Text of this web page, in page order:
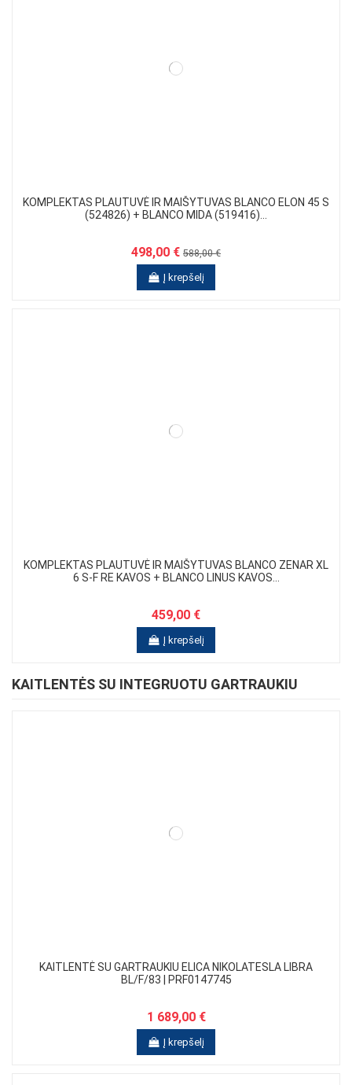
KOMPLEKTAS PLAUTUVĖ IR MAIŠYTUVAS BLANCO ELON 45 S
(524826) + BLANCO MIDA (519416)...
498,00 € 588,00 €
Į krepšelį
KOMPLEKTAS PLAUTUVĖ IR MAIŠYTUVAS BLANCO ZENAR XL
6 S-F RE KAVOS + BLANCO LINUS KAVOS...
459,00 €
Į krepšelį
KAITLENTĖS SU INTEGRUOTU GARTRAUKIU
KAITLENTĖ SU GARTRAUKIU ELICA NIKOLATESLA LIBRA
BL/F/83 | PRF0147745
1 689,00 €
Į krepšelį